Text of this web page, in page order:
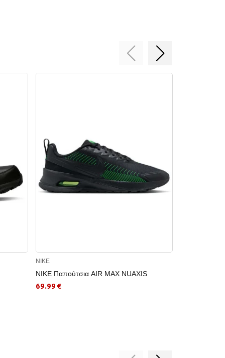
NIKE
NIKE Παπούτσια AIR MAX NUAXIS
69.99 €